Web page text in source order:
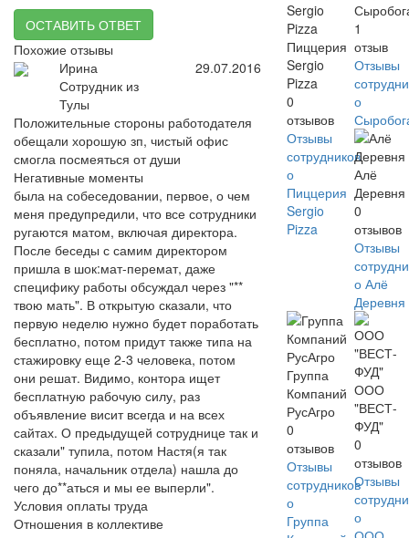
ОСТАВИТЬ ОТВЕТ
Похожие отзывы
Ирина
Сотрудник из
Тулы
29.07.2016
Положительные стороны работодателя
обещали хорошую зп, чистый офис
смогла посмеяться от души
Негативные моменты
была на собеседовании, первое, о чем
меня предупредили, что все сотрудники
ругаются матом, включая директора.
После беседы с самим директором
пришла в шок:мат-перемат, даже
специфику работы обсуждал через "**
твою мать". В открытую сказали, что
первую неделю нужно будет поработать
бесплатно, потом придут также типа на
стажировку еще 2-3 человека, потом
они решат. Видимо, контора ищет
бесплатную рабочую силу, раз
объявление висит всегда и на всех
сайтах. О предыдущей сотруднице так и
сказали" тупила, потом Настя(я так
поняла, начальник отдела) нашла до
чего до**аться и мы ее выперли".
Условия оплаты труда
Отношения в коллективе
Пиццерия
Sergio
Pizza
0
отзывов
Отзывы
сотрудников
о
Пиццерия
Sergio
Pizza
1
отзыв
Отзывы
о
Алё
Деревня
0
отзывов
Отзывы
о Алё
Деревня
Группа
Компаний
РусАгро
0
отзывов
Отзывы
сотрудников
о
Группа
ООО
"ВЕСТ-
ФУД"
0
отзывов
Отзывы
о